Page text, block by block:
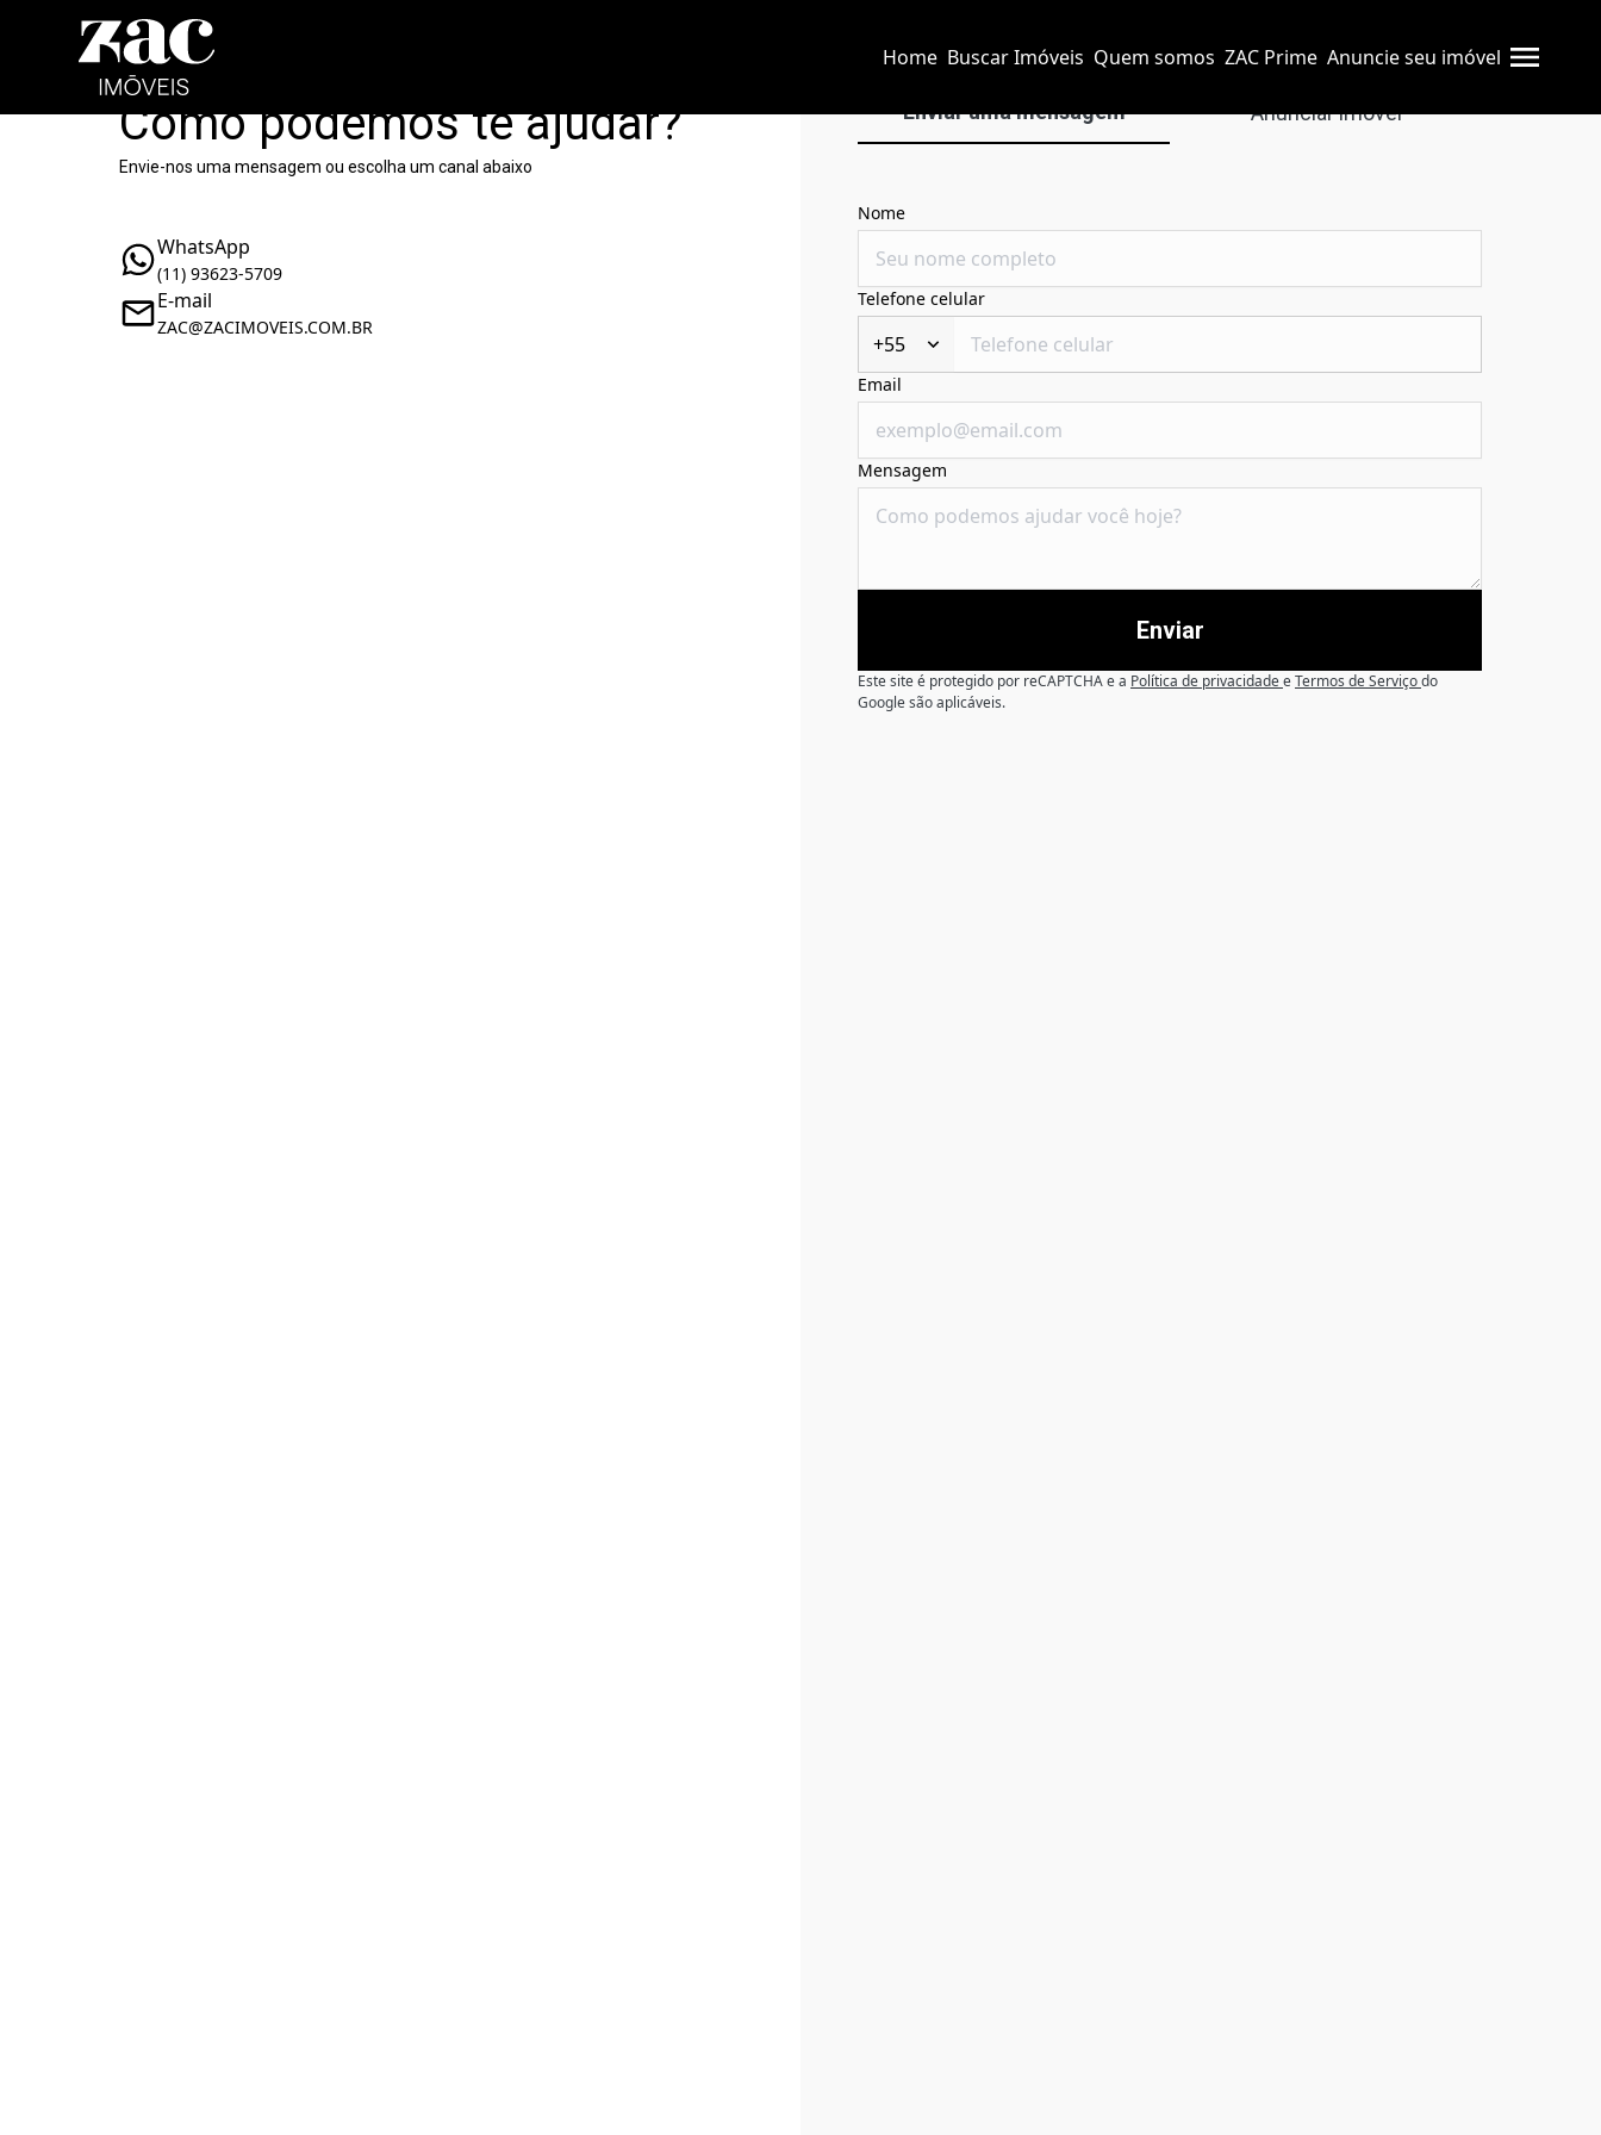
Home Buscar Imóveis Quem somos ZAC Prime Anuncie seu imóvel
Como podemos te ajudar?
Envie-nos uma mensagem ou escolha um canal abaixo
WhatsApp
(11) 93623-5709
E-mail
ZAC@ZACIMOVEIS.COM.BR
Enviar uma mensagem Anunciar imóvel
Nome
Telefone celular
+55
Email
Mensagem
Enviar
Este site é protegido por reCAPTCHA e a Política de privacidadeeTermos de Serviçodo
Google são aplicáveis.